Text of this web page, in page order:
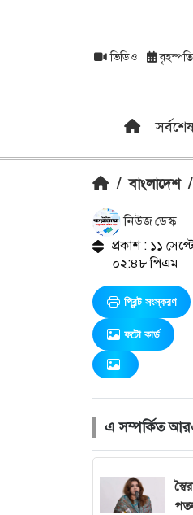
ভিডিও
/ বাংলাদেশ /
নিউজ ডেস্ক
প্রকাশ : ১১
০২:৪৮ পিএম
প্রিন্ট সংস্করণ
ফটো কার্ড
এ সম্পর্কিত